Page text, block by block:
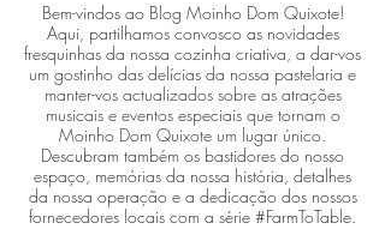
Bem-vindos ao Blog Moinho Dom Quixote!
Aqui, partilhamos convosco as novidades
fresquinhas da nossa cozinha criativa, a dar-vos
um gostinho das delícias da nossa pastelaria e
manter-vos actualizados sobre as atrações
musicais e eventos especiais que tornam o
Moinho Dom Quixote um lugar único.
Descubram também os bastidores do nosso
espaço, memórias da nossa história, detalhes
da nossa operação e a dedicação dos nossos
fornecedores locais com a série #FarmToTable.